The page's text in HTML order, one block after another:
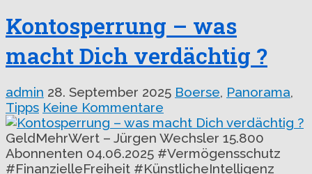
Kontosperrung – was
macht Dich verdächtig ?
admin 28. September 2025 Boerse, Panorama,
Tipps Keine Kommentare
GeldMehrWert – Jürgen Wechsler 15.800
Abonnenten 04.06.2025 #Vermögensschutz
#FinanzielleFreiheit #KünstlicheIntelligenz